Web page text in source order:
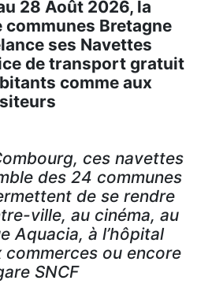
28 Août 2026, la
communes Bretagne
ses Navettes
de transport gratuit
comme aux
ces navettes
des 24 communes
de se rendre
ville, au cinéma, au
Aquacia, à l’hôpital
ou encore
SNCF